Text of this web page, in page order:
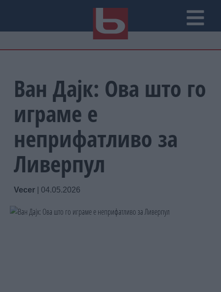
Ван Дајк: Ова што го
играме е
неприфатливо за
Ливерпул
Vecer 04.05.2026